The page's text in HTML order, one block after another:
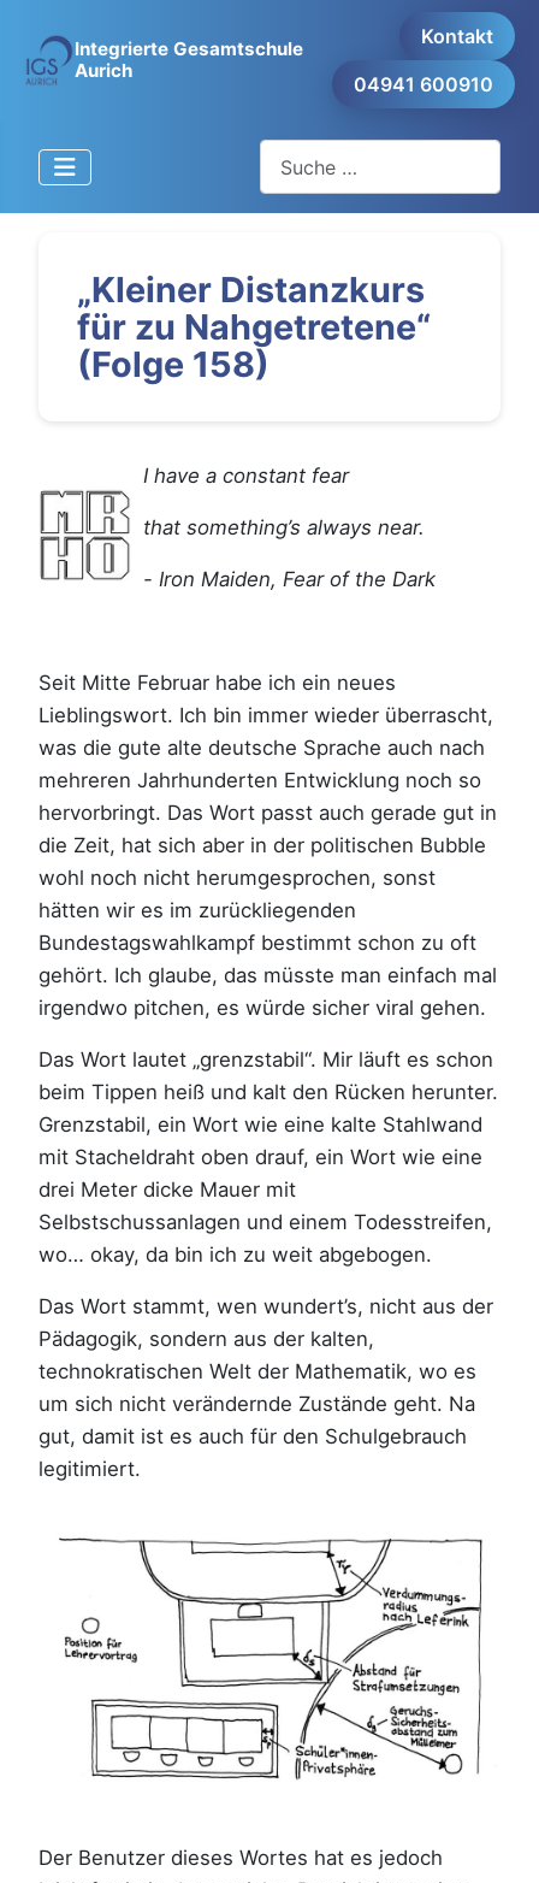
Integrierte Gesamtschule
Aurich
Kontakt
04941 600910
„Kleiner Distanzkurs
für zu Nahgetretene“
(Folge 158)
I have a constant fear
that something’s always near.
- Iron Maiden, Fear of the Dark
Seit Mitte Februar habe ich ein neues
Lieblingswort. Ich bin immer wieder überrascht,
was die gute alte deutsche Sprache auch nach
mehreren Jahrhunderten Entwicklung noch so
hervorbringt. Das Wort passt auch gerade gut in
die Zeit, hat sich aber in der politischen Bubble
wohl noch nicht herumgesprochen, sonst
hätten wir es im zurückliegenden
Bundestagswahlkampf bestimmt schon zu oft
gehört. Ich glaube, das müsste man einfach mal
irgendwo pitchen, es würde sicher viral gehen.
Das Wort lautet „grenzstabil“. Mir läuft es schon
beim Tippen heiß und kalt den Rücken herunter.
Grenzstabil, ein Wort wie eine kalte Stahlwand
mit Stacheldraht oben drauf, ein Wort wie eine
drei Meter dicke Mauer mit
Selbstschussanlagen und einem Todesstreifen,
wo… okay, da bin ich zu weit abgebogen.
Das Wort stammt, wen wundert’s, nicht aus der
Pädagogik, sondern aus der kalten,
technokratischen Welt der Mathematik, wo es
um sich nicht verändernde Zustände geht. Na
gut, damit ist es auch für den Schulgebrauch
legitimiert.
Der Benutzer dieses Wortes hat es jedoch